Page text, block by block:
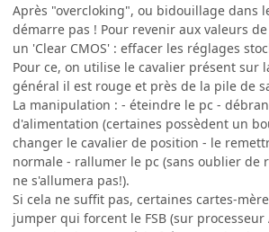
Après "overcloking", ou bidouillage dans
démarre pas ! Pour revenir aux valeurs
un 'Clear CMOS' : effacer les réglages
Pour ce, on utilise le cavalier présent sur
général il est rouge et près de la pile de
La manipulation : - éteindre le pc -
d'alimentation (certaines possèdent un
changer le cavalier de position - le
normale - rallumer le pc (sans oublier de
ne s'allumera pas!).
Si cela ne suffit pas, certaines cartes-
jumper qui forcent le FSB (sur